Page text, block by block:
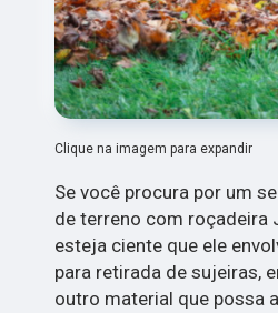
Clique na imagem para expandir
Se você procura por um
de terreno com roçadeira
esteja ciente que ele
para retirada de sujeiras,
outro material que possa